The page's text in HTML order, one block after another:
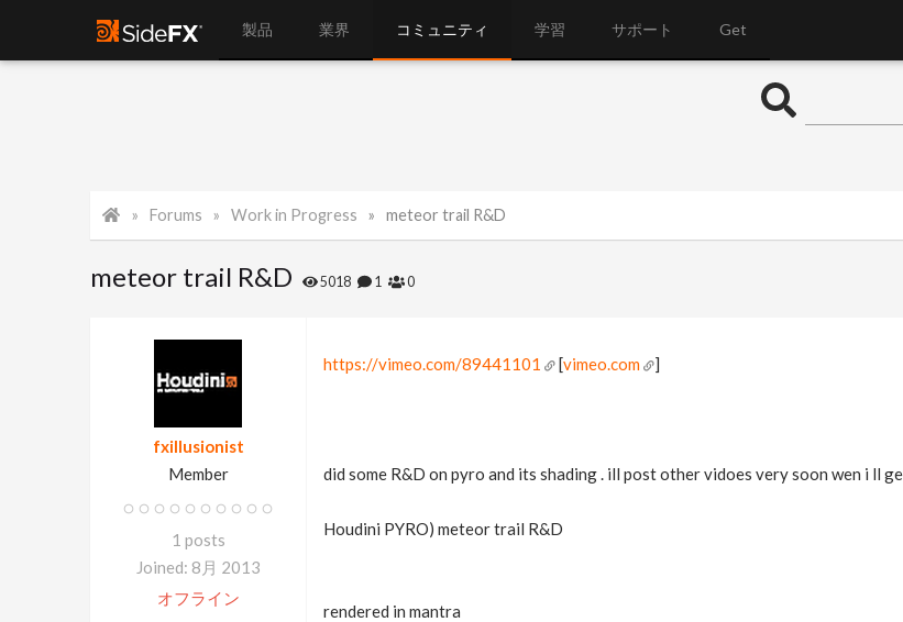
製品 業界 コミュニティ 学習 サポート Get
Forums Work in Progress meteor trail R&D
meteor trail R&D 5018 1 0
fxillusionist
Member
1 posts
Joined: 8月 2013
オフライン
https://vimeo.com/89441101
[vimeo.com ]
did some R&D on pyro and its shading . ill post other vidoes very soon wen i ll
Houdini PYRO) meteor trail R&D
rendered in mantra